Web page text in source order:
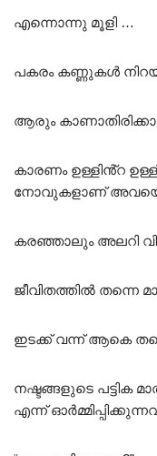
എന്നൊന്നു മൂളി …
പകരം കണ്ണുകൾ
ആരും
കാരണം ഉള്ളിൻ്റ
നോവുകളാണ്
കരഞ്ഞാലും അലറി
ജീവിതത്തിൽ തന്നെ
ഇടക്ക് വന്ന് ആകെ
നഷ്ടങ്ങളുടെ പട്ടിക
എന്ന്